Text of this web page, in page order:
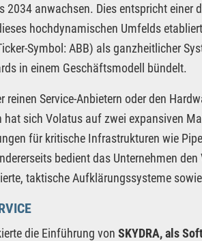
2034 anwachsen. Dies entspricht
hochdynamischen Umfelds
Symbol: ABB) als ganzheitlicher
in einem Geschäftsmodell bündelt.
reinen Service-Anbietern oder den
hat sich Volatus auf zwei expansiven
für kritische Infrastrukturen wie
bedient das Unternehmen
taktische Aufklärungssysteme
die Einführung von SKYDRA, als